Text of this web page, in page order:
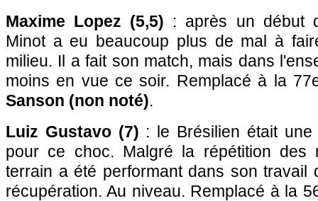
Maxime Lopez (5,5) : après un début
Minot a eu beaucoup plus de mal à
milieu. Il a fait son match, mais dans
moins en vue ce soir. Remplacé à la
Sanson (non noté).
Luiz Gustavo (7) : le Brésilien était
pour ce choc. Malgré la répétition des
terrain a été performant dans son travail
récupération. Au niveau. Remplacé à la